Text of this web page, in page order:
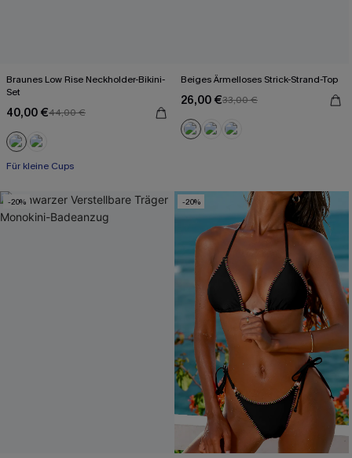
Braunes Low Rise Neckholder-Bikini-
Set
40,00 €44,00 €
Für kleine Cups
Beiges Ärmelloses Strick-Strand-Top
26,00 €33,00 €
-20% -20%